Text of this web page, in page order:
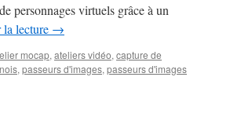
personnages virtuels grâce à un
lecture →
mocap, ateliers vidéo, capture de
, passeurs d'images, passeurs d'images